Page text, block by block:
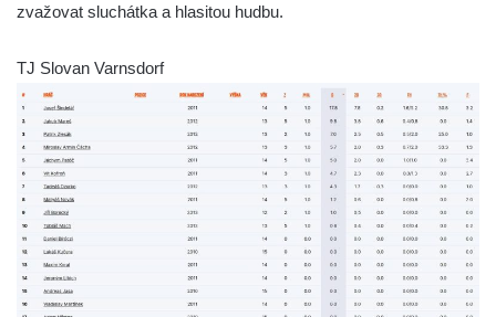
zvažovat sluchátka a hlasitou hudbu.
TJ Slovan Varnsdorf